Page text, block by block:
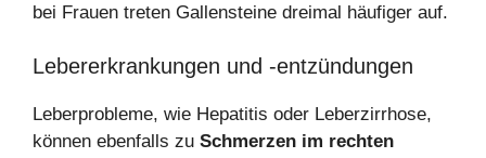
bei Frauen treten Gallensteine dreimal häufiger auf.
Lebererkrankungen und -entzündungen
Leberprobleme, wie Hepatitis oder Leberzirrhose,
können ebenfalls zu Schmerzen im rechten